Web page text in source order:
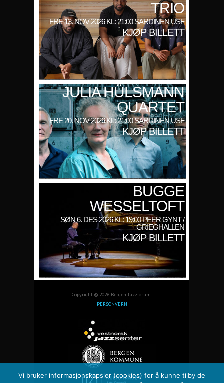
TRIO
FRE 13. NOV 2026 KL: 21:00 SARDINEN USF
KJØP BILLETT
JULIA HÜLSMANN
QUARTET
FRE 20. NOV 2026 KL: 21:00 SARDINEN USF
KJØP BILLETT
BUGGE
WESSELTOFT
SØN 6. DES 2026 KL: 19:00 PEER GYNT /
GRIEGHALLEN
KJØP BILLETT
Copyright © 2026 Bergen Jazzforum.
PERSONVERN
Vi bruker informasjonskapsler (cookies) for å kunne tilby de